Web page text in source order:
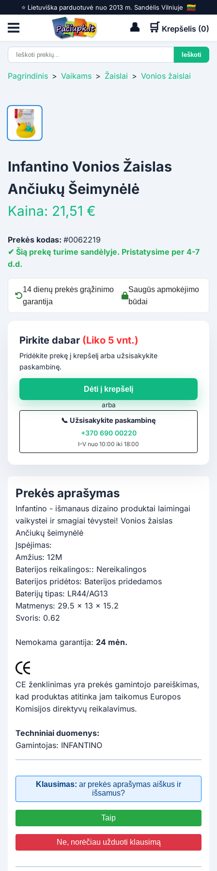
⭐️ Lietuviška parduotuvė nuo 2013 m. Sandėlis Vilniuje
👤 🛒 Krepšelis (0)
Pagrindinis > Vaikams > Žaislai > Vonios žaislai
Infantino Vonios Žaislas
Ančiukų Šeimynėlė
Kaina: 21,51 €
Prekės kodas: #0062219
✔ Šią prekę turime sandėlyje. Pristatysime per 4-7
d.d.
14 dienų prekės grąžinimo
garantija
Saugūs apmokėjimo
būdai
Pirkite dabar (Liko 5 vnt.)
Pridėkite prekę į krepšelį arba užsisakykite
paskambinę.
Dėti į krepšelį
arba
📞 Užsisakykite paskambinę
+370 690 00220
I–V nuo 10:00 iki 18:00
Prekės aprašymas
Infantino - išmanaus dizaino produktai laimingai
vaikystei ir smagiai tėvystei! Vonios žaislas
Ančiukų šeimynėlė
Įspėjimas:
Amžius: 12M
Baterijos reikalingos:: Nereikalingos
Baterijos pridėtos: Baterijos pridedamos
Baterijų tipas: LR44/AG13
Matmenys: 29.5 x 13 x 15.2
Svoris: 0.62
Nemokama garantija: 24 mėn.
CE ženklinimas yra prekės gamintojo pareiškimas,
kad produktas atitinka jam taikomus Europos
Komisijos direktyvų reikalavimus.
Techniniai duomenys:
Gamintojas: INFANTINO
Klausimas: ar prekės aprašymas aiškus ir
išsamus?
Taip
Ne, norėčiau užduoti klausimą